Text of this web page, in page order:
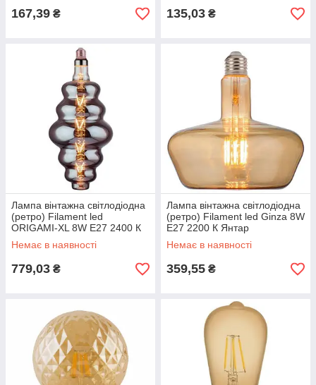
167,39 ₴ 135,03 ₴
Лампа вінтажна світлодіодна
(ретро) Filament led
ORIGAMI-XL 8W E27 2400 К
титан
Немає в наявності
779,03 ₴
Лампа вінтажна світлодіодна
(ретро) Filament led Ginza 8W
Е27 2200 К Янтар
Немає в наявності
359,55 ₴